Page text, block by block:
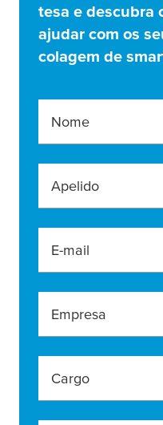
tesa e descubra
ajudar com os
colagem de
Nome
Apelido
E-mail
Empresa
Cargo